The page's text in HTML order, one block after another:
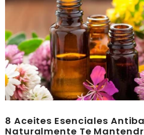
8 Aceites Esenciales
Naturalmente Te